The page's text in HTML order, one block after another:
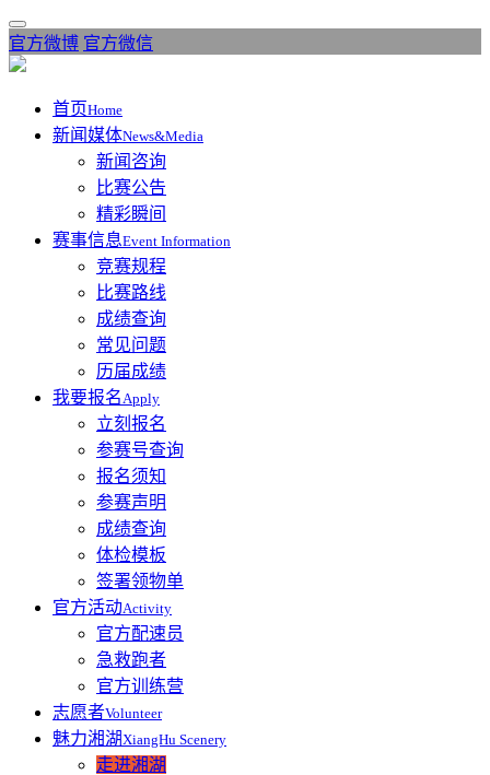
官方微博 官方微信
首页Home
新闻媒体News&Media
新闻咨询
比赛公告
精彩瞬间
赛事信息Event Information
竞赛规程
比赛路线
成绩查询
常见问题
历届成绩
我要报名Apply
立刻报名
参赛号查询
报名须知
参赛声明
成绩查询
体检模板
签署领物单
官方活动Activity
官方配速员
急救跑者
官方训练营
志愿者Volunteer
魅力湘湖XiangHu Scenery
走进湘湖